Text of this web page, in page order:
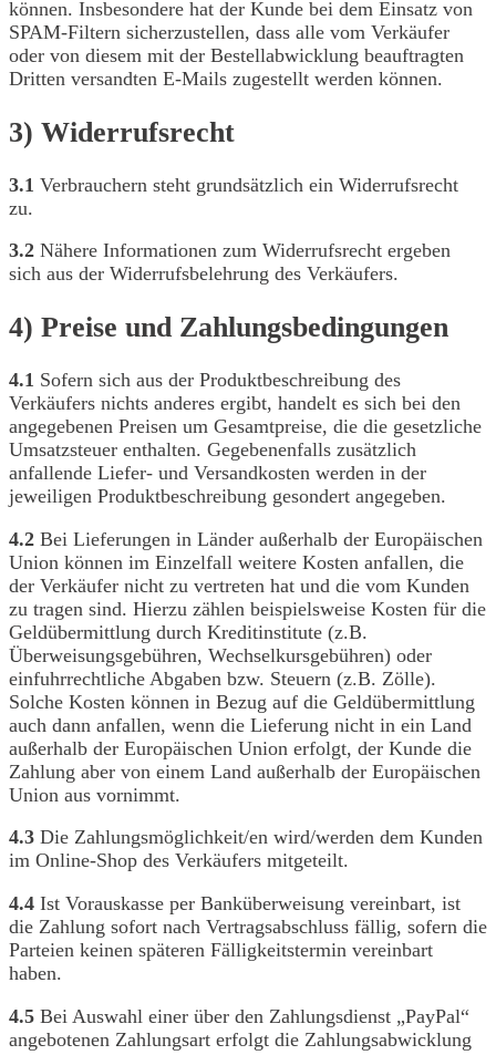
können. Insbesondere hat der Kunde bei dem Einsatz von
SPAM-Filtern sicherzustellen, dass alle vom Verkäufer
oder von diesem mit der Bestellabwicklung beauftragten
Dritten versandten E-Mails zugestellt werden können.
3) Widerrufsrecht
3.1 Verbrauchern steht grundsätzlich ein Widerrufsrecht
zu.
3.2 Nähere Informationen zum Widerrufsrecht ergeben
sich aus der Widerrufsbelehrung des Verkäufers.
4) Preise und Zahlungsbedingungen
4.1 Sofern sich aus der Produktbeschreibung des
Verkäufers nichts anderes ergibt, handelt es sich bei den
angegebenen Preisen um Gesamtpreise, die die gesetzliche
Umsatzsteuer enthalten. Gegebenenfalls zusätzlich
anfallende Liefer- und Versandkosten werden in der
jeweiligen Produktbeschreibung gesondert angegeben.
4.2 Bei Lieferungen in Länder außerhalb der Europäischen
Union können im Einzelfall weitere Kosten anfallen, die
der Verkäufer nicht zu vertreten hat und die vom Kunden
zu tragen sind. Hierzu zählen beispielsweise Kosten für die
Geldübermittlung durch Kreditinstitute (z.B.
Überweisungsgebühren, Wechselkursgebühren) oder
einfuhrrechtliche Abgaben bzw. Steuern (z.B. Zölle).
Solche Kosten können in Bezug auf die Geldübermittlung
auch dann anfallen, wenn die Lieferung nicht in ein Land
außerhalb der Europäischen Union erfolgt, der Kunde die
Zahlung aber von einem Land außerhalb der Europäischen
Union aus vornimmt.
4.3 Die Zahlungsmöglichkeit/en wird/werden dem Kunden
im Online-Shop des Verkäufers mitgeteilt.
4.4 Ist Vorauskasse per Banküberweisung vereinbart, ist
die Zahlung sofort nach Vertragsabschluss fällig, sofern die
Parteien keinen späteren Fälligkeitstermin vereinbart
haben.
4.5 Bei Auswahl einer über den Zahlungsdienst „PayPal“
angebotenen Zahlungsart erfolgt die Zahlungsabwicklung